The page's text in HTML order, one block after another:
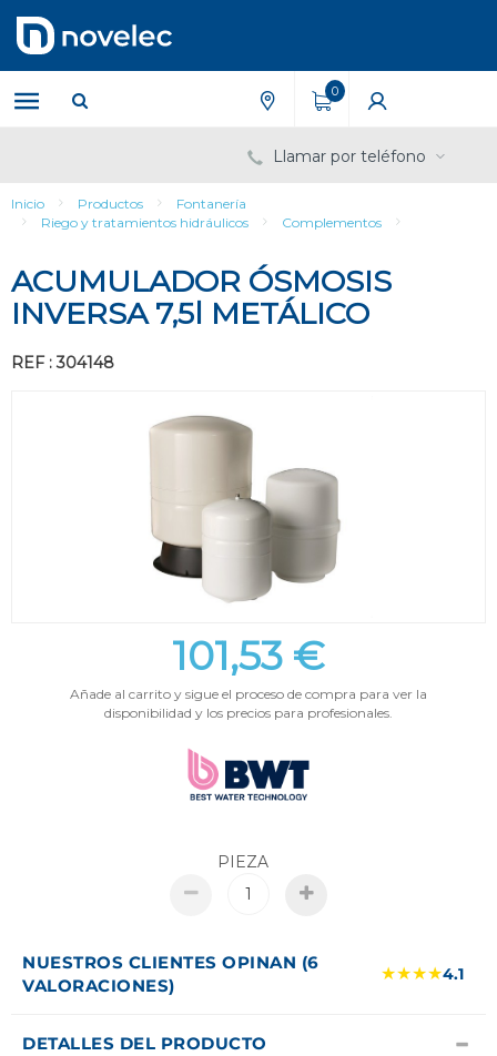
contenido
menú
de
navegación
0
Llamar por teléfono
Inicio Productos
Fontanería
Riego y tratamientos hidráulicos
Complementos
ACUMULADOR ÓSMOSIS
INVERSA 7,5l METÁLICO
REF : 304148
101,53 €
Añade al carrito y sigue el proceso de compra para ver la
disponibilidad y los precios para profesionales.
PIEZA
NUESTROS CLIENTES OPINAN (6
VALORACIONES)
★★★★4.1
DETALLES DEL PRODUCTO